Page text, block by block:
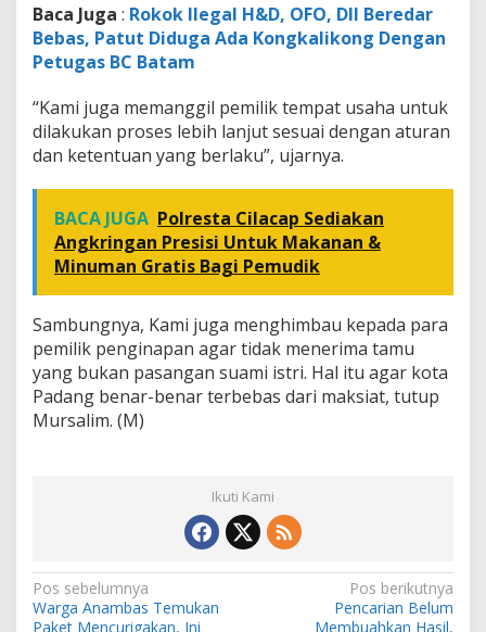
Baca Juga : Rokok Ilegal H&D, OFO, Dll Beredar
Bebas, Patut Diduga Ada Kongkalikong Dengan
Petugas BC Batam
“Kami juga memanggil pemilik tempat usaha untuk
dilakukan proses lebih lanjut sesuai dengan aturan
dan ketentuan yang berlaku”, ujarnya.
BACA JUGA Polresta Cilacap Sediakan
Angkringan Presisi Untuk Makanan &
Minuman Gratis Bagi Pemudik
Sambungnya, Kami juga menghimbau kepada para
pemilik penginapan agar tidak menerima tamu
yang bukan pasangan suami istri. Hal itu agar kota
Padang benar-benar terbebas dari maksiat, tutup
Mursalim. (M)
Ikuti Kami
N
a
Pos sebelumnya
Warga Anambas Temukan
Paket Mencurigakan, Ini
Pos berikutnya
Pencarian Belum
Membuahkan Hasil,